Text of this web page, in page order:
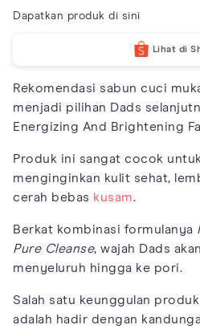
Dapatkan produk di sini
Lihat di
Rekomendasi sabun cuci
menjadi pilihan Dads
Energizing And Brightening
Produk ini sangat cocok
menginginkan kulit sehat,
cerah bebas kusam.
Berkat kombinasi formulanya
Pure Cleanse, wajah Dads
menyeluruh hingga ke pori.
Salah satu keunggulan produk
adalah hadir dengan